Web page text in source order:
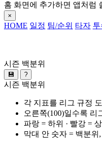
홈 화면에 추가하면 앱처럼
×
HOME 일정 팀/순위 타자 투
시즌 백분위
💾 ?
시즌 백분위
각 지표를 리그 규정
오른쪽(100)일수록 리
파랑 = 하위 · 빨강 =
막대 안 숫자 = 백분